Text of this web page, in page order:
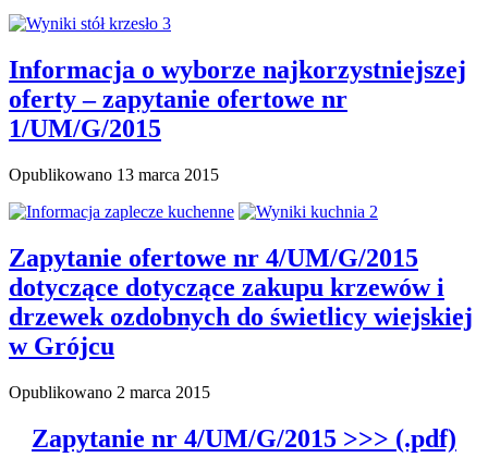
Informacja o wyborze najkorzystniejszej
oferty – zapytanie ofertowe nr
1/UM/G/2015
Opublikowano 13 marca 2015
Zapytanie ofertowe nr 4/UM/G/2015
dotyczące dotyczące zakupu krzewów i
drzewek ozdobnych do świetlicy wiejskiej
w Grójcu
Opublikowano 2 marca 2015
Zapytanie nr 4/UM/G/2015 >>> (.pdf)